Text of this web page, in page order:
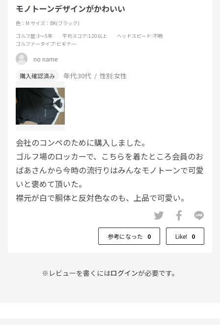
モノトーンデザインがかわいい
色：M サイズ：BK(ブラック)
ゴルフ歴:3～5年 平均スコア:120以上 ヘッドスピード:不明
ゴルファータイプ:ビギナー
no name
年代:30代 性別:女性
会社のコンペのために購入しました。
ゴルフ場のロッカーで、こちらを着たところ会員のお
ばあさんから今時の流行りはみんなモノトーンで可愛
いと褒めて頂いた。
襟元が白で胴体と反対色なのも、上品で可愛い。
参考になった 0 Like! 0
※レビューを書くにはログインが必要です。